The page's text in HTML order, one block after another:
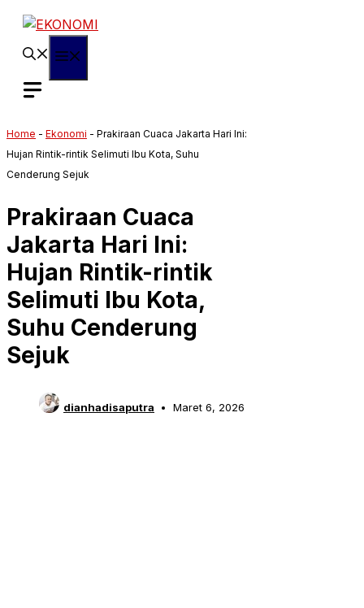
Langsung
Home - Ekonomi - Prakiraan Cuaca Jakarta Hari Ini:
Hujan Rintik-rintik Selimuti Ibu Kota, Suhu
Cenderung Sejuk
Prakiraan Cuaca
Jakarta Hari Ini:
Hujan Rintik-rintik
Selimuti Ibu Kota,
Suhu Cenderung
Sejuk
dianhadisaputra Maret 6, 2026